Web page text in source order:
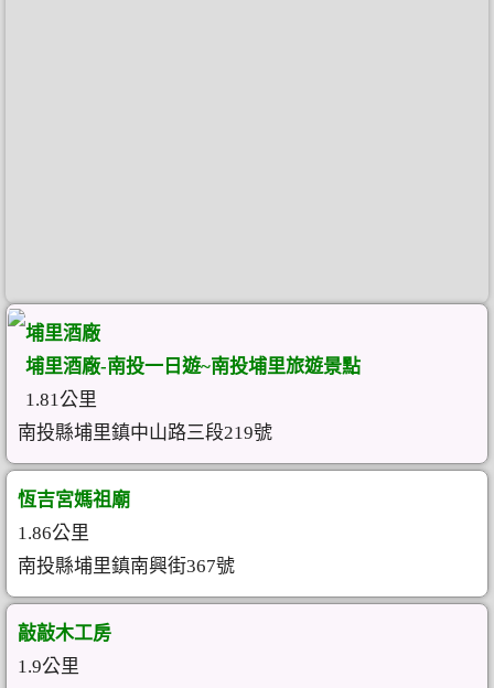
埔里酒廠
埔里酒廠-南投一日遊~南投埔里旅遊景點
1.81公里
南投縣埔里鎮中山路三段219號
恆吉宮媽祖廟
1.86公里
南投縣埔里鎮南興街367號
敲敲木工房
1.9公里